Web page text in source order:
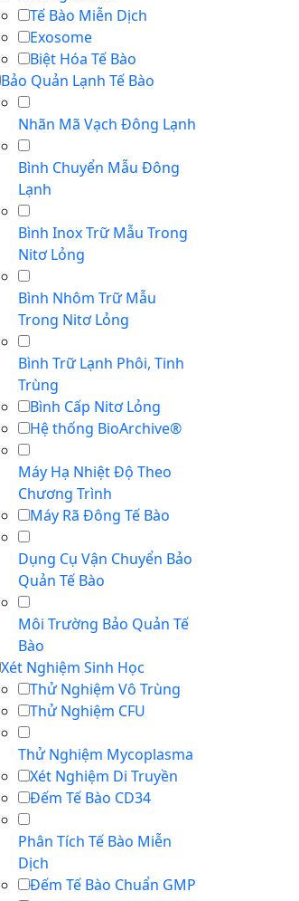
Tế Bào Miễn Dịch
Exosome
Biệt Hóa Tế Bào
Bảo Quản Lạnh Tế Bào
Nhãn Mã Vạch Đông Lạnh
Bình Chuyển Mẫu Đông
Lạnh
Bình Inox Trữ Mẫu Trong
Nitơ Lỏng
Bình Nhôm Trữ Mẫu
Trong Nitơ Lỏng
Bình Trữ Lạnh Phôi, Tinh
Trùng
Bình Cấp Nitơ Lỏng
Hệ thống BioArchive®
Máy Hạ Nhiệt Độ Theo
Chương Trình
Máy Rã Đông Tế Bào
Dụng Cụ Vận Chuyển Bảo
Quản Tế Bào
Môi Trường Bảo Quản Tế
Bào
Xét Nghiệm Sinh Học
Thử Nghiệm Vô Trùng
Thử Nghiệm CFU
Thử Nghiệm Mycoplasma
Xét Nghiệm Di Truyền
Đếm Tế Bào CD34
Phân Tích Tế Bào Miễn
Dịch
Đếm Tế Bào Chuẩn GMP